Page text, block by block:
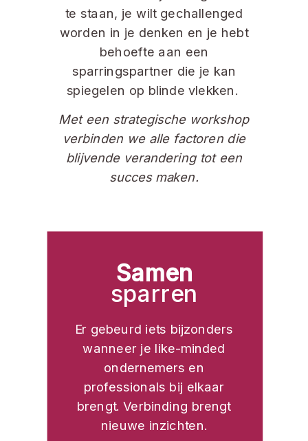
te staan, je wilt gechallenged
worden in je denken en je hebt
behoefte aan een
sparringspartner die je kan
spiegelen op blinde vlekken.
Met een strategische workshop
verbinden we alle factoren die
blijvende verandering tot een
succes maken.
Er gebeurd iets bijzonders
wanneer je like-minded
ondernemers en
professionals bij elkaar
brengt. Verbinding brengt
nieuwe inzichten.
Samen
sparren